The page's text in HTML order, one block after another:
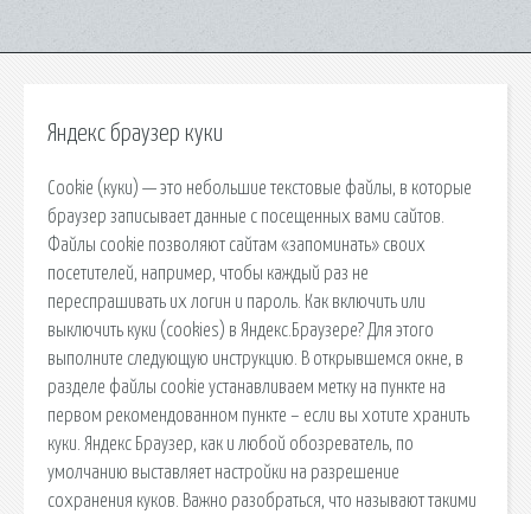
Яндекс браузер куки
Cookie (куки) — это небольшие текстовые файлы, в которые
браузер записывает данные с посещенных вами сайтов.
Файлы cookie позволяют сайтам «запоминать» своих
посетителей, например, чтобы каждый раз не
переспрашивать их логин и пароль. Как включить или
выключить куки (cookies) в Яндекс.Браузере? Для этого
выполните следующую инструкцию. В открывшемся окне, в
разделе файлы cookie устанавливаем метку на пункте на
первом рекомендованном пункте – если вы хотите хранить
куки. Яндекс Браузер, как и любой обозреватель, по
умолчанию выставляет настройки на разрешение
сохранения куков. Важно разобраться, что называют такими